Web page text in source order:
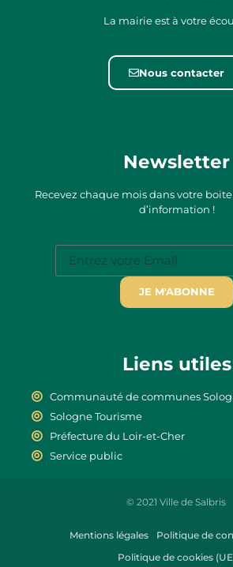
La mairie est à votre
Nous contacter
Newsletter
Recevez chaque mois dans votre
d’information !
JE M'ABONNE
Liens utiles
Communauté de communes
Sologne Tourisme
Préfecture du Loir-et-Cher
Service public
© 2021 Ville de Salbris
Mentions légales
Politique de
Politique de cookies